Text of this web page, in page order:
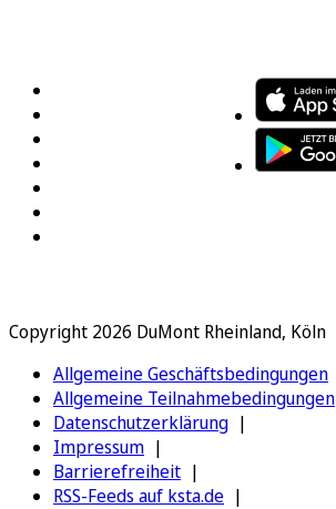
Copyright 2026 DuMont Rheinland, Köln
Allgemeine Geschäftsbedingungen
Allgemeine Teilnahmebedingungen
Datenschutzerklärung
Impressum
Barrierefreiheit
RSS-Feeds auf ksta.de